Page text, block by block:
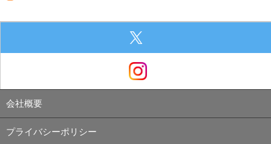
会社概要
プライバシーポリシー